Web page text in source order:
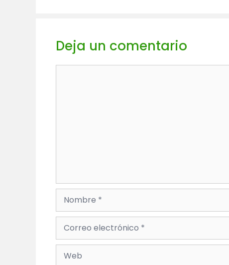
Deja un comentario
Nombre
Correo
electrónico
Web